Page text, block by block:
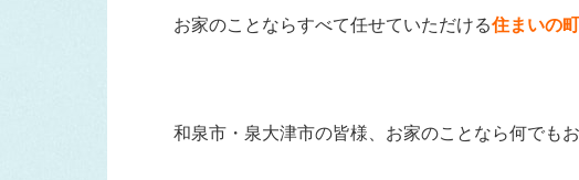
お家のことならすべて任せていただける住まいの
和泉市・泉大津市の皆様、お家のことなら何でも